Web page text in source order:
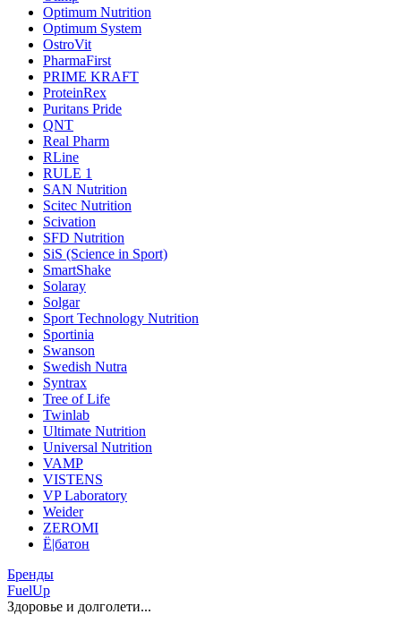
Optimum Nutrition
Optimum System
OstroVit
PharmaFirst
PRIME KRAFT
ProteinRex
Puritans Pride
QNT
Real Pharm
RLine
RULE 1
SAN Nutrition
Scitec Nutrition
Scivation
SFD Nutrition
SiS (Science in Sport)
SmartShake
Solaray
Solgar
Sport Technology Nutrition
Sportinia
Swanson
Swedish Nutra
Syntrax
Tree of Life
Twinlab
Ultimate Nutrition
Universal Nutrition
VAMP
VISTENS
VP Laboratory
Weider
ZEROMI
Ё|батон
Бренды
FuelUp
Здоровье и долголети...